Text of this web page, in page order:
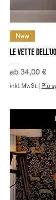
New
Le Vette
ab 34,00 €
Sale-Preis
inkl. MwSt.| Più